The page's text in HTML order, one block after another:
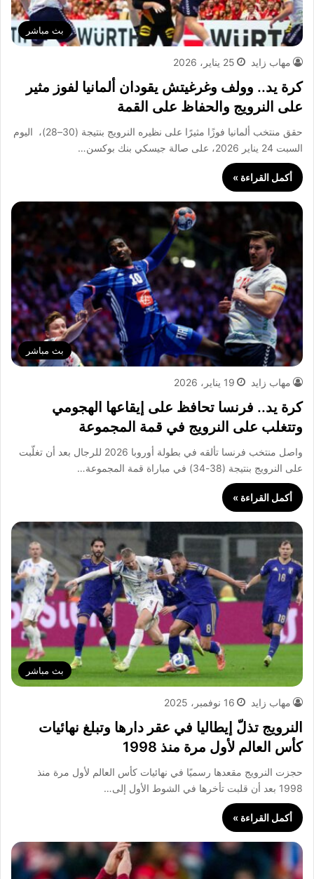
بث مباشر
مهاب زايد 25 يناير، 2026
كرة يد.. وولف وغرغيتش يقودان ألمانيا لفوز مثير
على النرويج والحفاظ على القمة
حقق منتخب ألمانيا فوزًا مثيرًا على نظيره النرويج بنتيجة (30–28)، اليوم
السبت 24 يناير 2026، على صالة جيسكي بنك بوكسن…
أكمل القراءة »
بث مباشر
مهاب زايد 19 يناير، 2026
كرة يد.. فرنسا تحافظ على إيقاعها الهجومي
وتتغلب على النرويج في قمة المجموعة
واصل منتخب فرنسا تألقه في بطولة أوروبا 2026 للرجال بعد أن تغلّبت
على النرويج بنتيجة (38-34) في مباراة قمة المجموعة…
أكمل القراءة »
بث مباشر
مهاب زايد 16 نوفمبر، 2025
النرويج تذلّ إيطاليا في عقر دارها وتبلغ نهائيات
كأس العالم لأول مرة منذ 1998
حجزت النرويج مقعدها رسميًا في نهائيات كأس العالم لأول مرة منذ
1998 بعد أن قلبت تأخرها في الشوط الأول إلى…
أكمل القراءة »